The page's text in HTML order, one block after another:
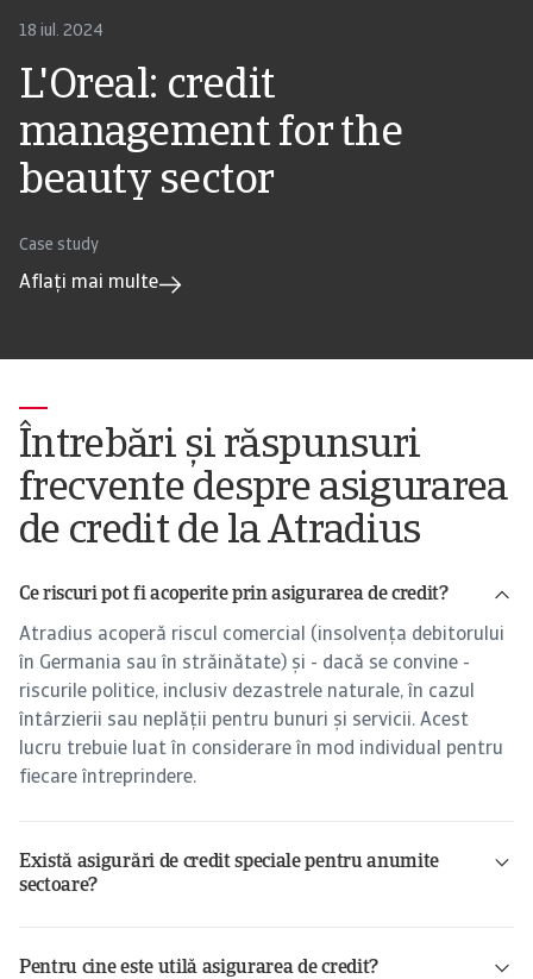
Case study
L'Oreal: credit
management for the
beauty sector
18 iul. 2024
Aflați mai multe
Întrebări și răspunsuri
frecvente despre asigurarea
de credit de la Atradius
Ce riscuri pot fi acoperite prin asigurarea de credit?
Atradius acoperă riscul comercial (insolvența debitorului
în Germania sau în străinătate) și - dacă se convine -
riscurile politice, inclusiv dezastrele naturale, în cazul
întârzierii sau neplății pentru bunuri și servicii. Acest
lucru trebuie luat în considerare în mod individual pentru
fiecare întreprindere.
Există asigurări de credit speciale pentru anumite
sectoare?
Pentru cine este utilă asigurarea de credit?